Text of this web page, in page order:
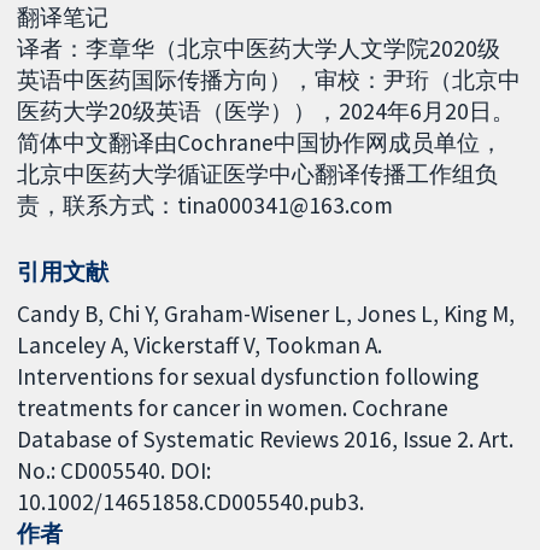
翻译笔记
译者：李章华（北京中医药大学人文学院2020级
英语中医药国际传播方向），审校：尹珩（北京中
医药大学20级英语（医学）），2024年6月20日。
简体中文翻译由Cochrane中国协作网成员单位，
北京中医药大学循证医学中心翻译传播工作组负
责，联系方式：tina000341@163.com
引用文献
Candy B, Chi Y, Graham-Wisener L, Jones L, King M,
Lanceley A, Vickerstaff V, Tookman A.
Interventions for sexual dysfunction following
treatments for cancer in women. Cochrane
Database of Systematic Reviews 2016, Issue 2. Art.
No.: CD005540. DOI:
10.1002/14651858.CD005540.pub3.
作者